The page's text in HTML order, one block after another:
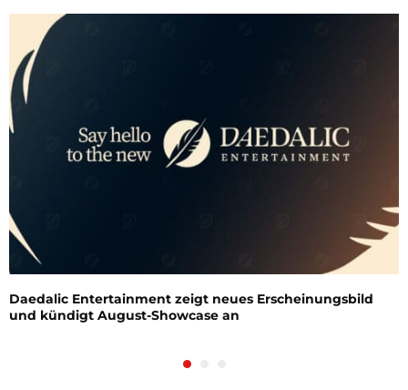
Daedalic Entertainment zeigt neues Erscheinungsbild
und kündigt August-Showcase an